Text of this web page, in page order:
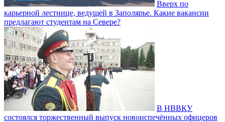
Вверх по
карьерной лестнице, ведущей в Заполярье. Какие вакансии
предлагают студентам на Севере?
В НВВКУ
состоялся торжественный выпуск новоиспечённых офицеров